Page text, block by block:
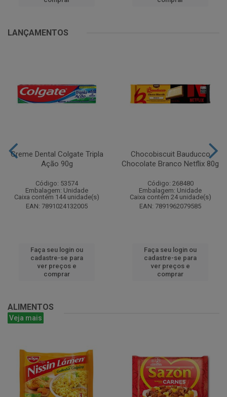
LANÇAMENTOS
Creme Dental Colgate Tripla
Ação 90g
Código: 53574
Embalagem: Unidade
Caixa contém 144 unidade(s)
EAN: 7891024132005
Faça seu login ou
cadastre-se para
ver preços e
comprar
Chocobiscuit Bauducco
Chocolate Branco Netflix 80g
Código: 268480
Embalagem: Unidade
Caixa contém 24 unidade(s)
EAN: 7891962079585
Faça seu login ou
cadastre-se para
ver preços e
comprar
ALIMENTOS
Veja mais